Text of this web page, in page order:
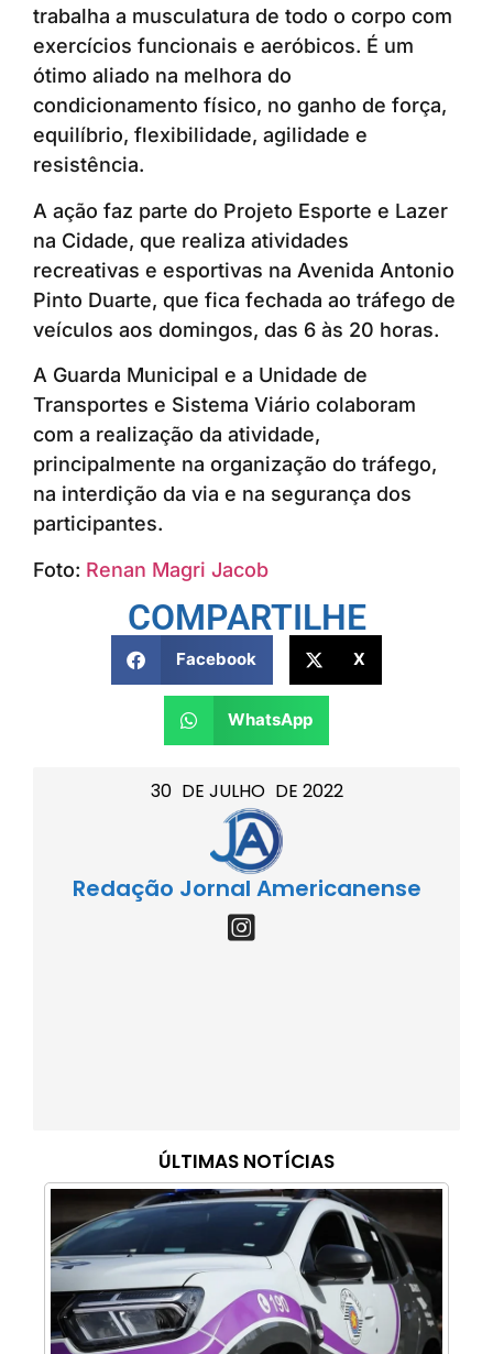
30 DE JULHO DE 2022
Redação Jornal Americanense
ÚLTIMAS NOTÍCIAS
trabalha a musculatura de todo o corpo com
exercícios funcionais e aeróbicos. É um
ótimo aliado na melhora do
condicionamento físico, no ganho de força,
equilíbrio, flexibilidade, agilidade e
resistência.
A ação faz parte do Projeto Esporte e Lazer
na Cidade, que realiza atividades
recreativas e esportivas na Avenida Antonio
Pinto Duarte, que fica fechada ao tráfego de
veículos aos domingos, das 6 às 20 horas.
A Guarda Municipal e a Unidade de
Transportes e Sistema Viário colaboram
com a realização da atividade,
principalmente na organização do tráfego,
na interdição da via e na segurança dos
participantes.
Foto: Renan Magri Jacob
COMPARTILHE
Facebook X
WhatsApp